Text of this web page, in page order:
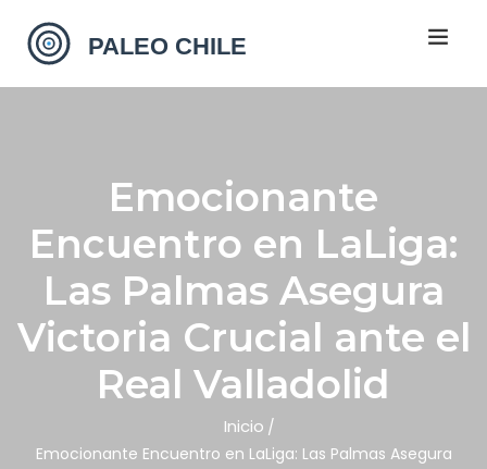
Emocionante
Encuentro en LaLiga:
Las Palmas Asegura
Victoria Crucial ante el
Real Valladolid
Inicio
Emocionante Encuentro en LaLiga: Las Palmas Asegura